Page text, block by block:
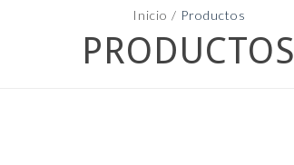
Inicio / Productos
PRODUCTOS